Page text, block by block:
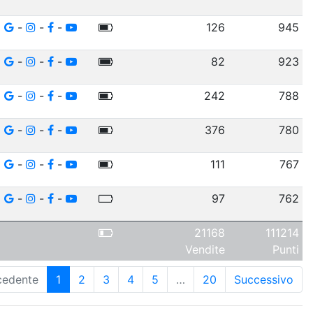
- - - 126 945
- - - 82 923
- - - 242 788
- - - 376 780
- - - 111 767
- - - 97 762
21168
Vendite
111214
Punti
1 2 3 4 5 … 20 Successivo